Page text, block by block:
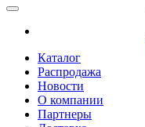
Каталог
Распродажа
Новости
О компании
Партнеры